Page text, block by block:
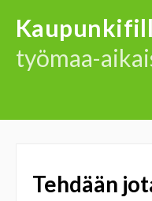
content
työmaa-
Tehdään